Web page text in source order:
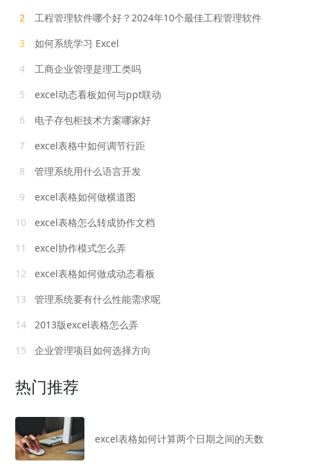
2
工程管理软件哪个好？2024年10个最佳工程管理软件
3
如何系统学习 Excel
4
工商企业管理是理工类吗
5
excel动态看板如何与ppt联动
6
电子存包柜技术方案哪家好
7
excel表格中如何调节行距
8
管理系统用什么语言开发
9
excel表格如何做横道图
10
excel表格怎么转成协作文档
11
excel协作模式怎么弄
12
excel表格如何做成动态看板
13
管理系统要有什么性能需求呢
14
2013版excel表格怎么弄
15
企业管理项目如何选择方向
热门推荐
excel表格如何计算两个日期之间的天数